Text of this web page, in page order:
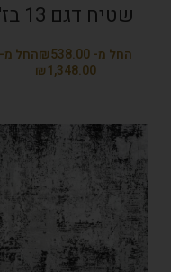
שטיח דגם 13 בז'
₪
₪